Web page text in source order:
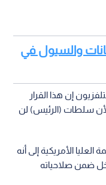
والسيول في
إن هذا القرار
لأن سلطات (الرئيس) لن
الأمريكية إلى أنه
ضمن صلاحياته